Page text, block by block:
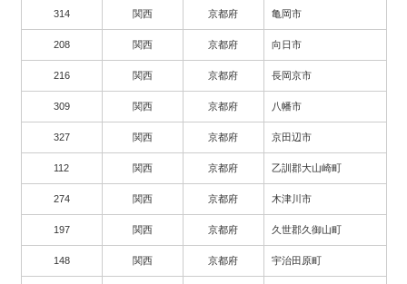
314 関西 京都府 亀岡市
208 関西 京都府 向日市
216 関西 京都府 長岡京市
309 関西 京都府 八幡市
327 関西 京都府 京田辺市
112 関西 京都府 乙訓郡大山崎町
274 関西 京都府 木津川市
197 関西 京都府 久世郡久御山町
148 関西 京都府 宇治田原町